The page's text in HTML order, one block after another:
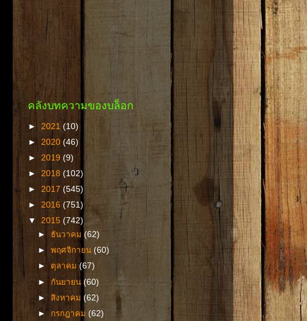
คลังบทความของบล็อก
► 2021 (10)
► 2020 (46)
► 2019 (9)
► 2018 (102)
► 2017 (545)
► 2016 (751)
▼ 2015 (742)
► ธันวาคม(62)
►พฤศจิกายน(60)
► ตุลาคม(67)
► กันยายน(60)
►สิงหาคม(62)
► กรกฎาคม (62)